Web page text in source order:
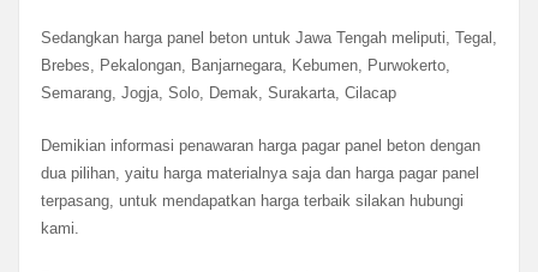
Sedangkan harga panel beton untuk Jawa Tengah meliputi, Tegal,
Brebes, Pekalongan, Banjarnegara, Kebumen, Purwokerto,
Semarang, Jogja, Solo, Demak, Surakarta, Cilacap
Demikian informasi penawaran harga pagar panel beton dengan
dua pilihan, yaitu harga materialnya saja dan harga pagar panel
terpasang, untuk mendapatkan harga terbaik silakan hubungi
kami.